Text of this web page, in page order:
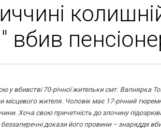
вбив
у вбивстві 70-річної жительки смт. Вапнярка
місцевого жителя. Чоловік має 17-річний
Хоча свою причетність до злочину
докази його провини – знаряддя